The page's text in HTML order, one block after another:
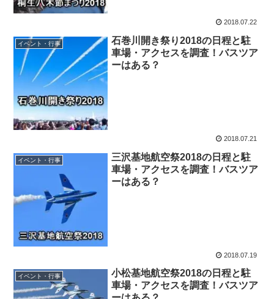
2018.07.22
イベント・行事
石巻川開き祭り2018の日程と駐
車場・アクセスを調査！バスツア
ーはある？
2018.07.21
イベント・行事
三沢基地航空祭2018の日程と駐
車場・アクセスを調査！バスツア
ーはある？
2018.07.19
イベント・行事
小松基地航空祭2018の日程と駐
車場・アクセスを調査！バスツア